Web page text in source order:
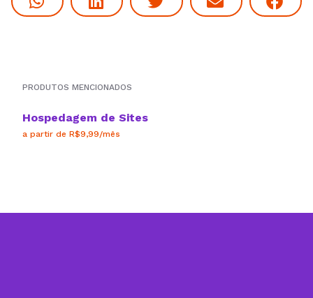
PRODUTOS MENCIONADOS
Hospedagem de Sites
a partir de R$9,99/mês